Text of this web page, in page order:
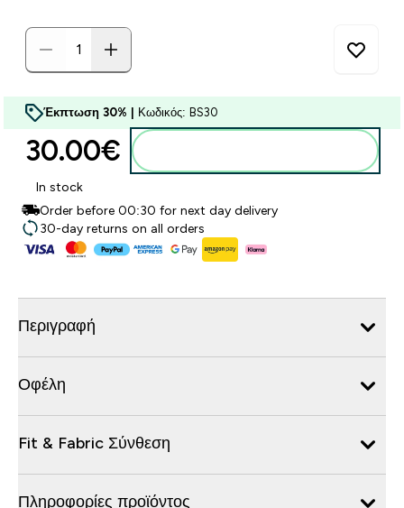
Έκπτωση 30% | Κωδικός: BS30
30.00€‎
In stock
Order before 00:30 for next day delivery
30-day returns on all orders
Περιγραφή
Οφέλη
Fit & Fabric Σύνθεση
Πληροφορίες προϊόντος